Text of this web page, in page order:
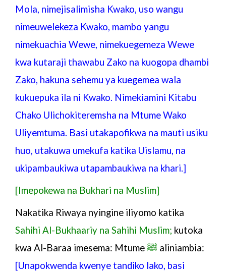
Mola, nimejisalimisha Kwako, uso wangu
nimeuwelekeza Kwako, mambo yangu
nimekuachia Wewe, nimekuegemeza Wewe
kwa kutaraji thawabu Zako na kuogopa dhambi
Zako, hakuna sehemu ya kuegemea wala
kukuepuka ila ni Kwako. Nimekiamini Kitabu
Chako Ulichokiteremsha na Mtume Wako
Uliyemtuma. Basi utakapofikwa na mauti usiku
huo, utakuwa umekufa katika Uislamu, na
ukipambaukiwa utapambaukiwa na khari.]
[Imepokewa na Bukhari na Muslim]
Nakatika Riwaya nyingine iliyomo katika
Sahihi Al-Bukhaariy na Sahihi Muslim; kutoka
kwa Al-Baraa imesema: Mtumeﷺ aliniambia:
[Unapokwenda kwenye tandiko lako, basi